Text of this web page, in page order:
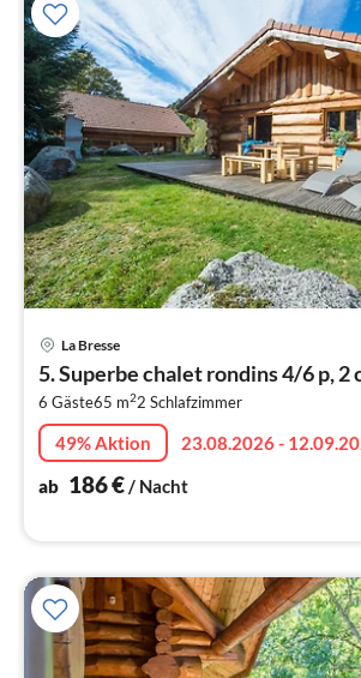
La Bresse
5. Superbe chalet rondins 4/6 p, 2
6 Gäste65 m22 Schlafzimmer
49% Aktion
23.08.2026 -
ab 186€/ Nacht